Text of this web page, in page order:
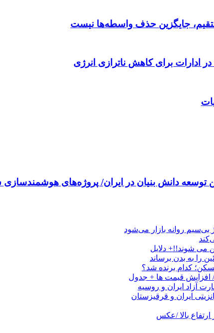
جایگزین حذف واسطه‌ها نیست
ادارات برای کاهش ناترازی انرژی
دانش بنیان در ایران/ پروژه‌های هوشمندسازی شهری در
می شوند!!+ دلایل
را به بدن برساند
کدام برنده شد؟
آزاد ایران و روسیه
ایران و قرقیزستان
بالا /عکس